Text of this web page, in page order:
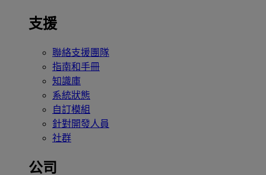
支援
聯絡支援團隊
指南和手冊
知識庫
系統狀態
自訂模組
針對開發人員
社群
公司